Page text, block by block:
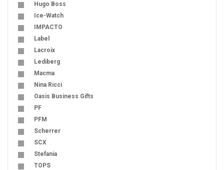
Hugo Boss
Ice-Watch
IMPACTO
Label
Lacroix
Lediberg
Macma
Nina Ricci
Oasis Business Gifts
PF
PFM
Scherrer
SCX
Stefania
TOPS